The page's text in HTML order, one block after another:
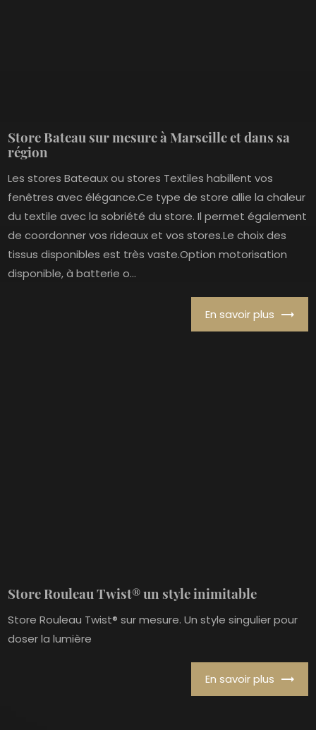
Store Bateau sur mesure à Marseille et dans sa
région
Les stores Bateaux ou stores Textiles habillent vos
fenêtres avec élégance.Ce type de store allie la chaleur
du textile avec la sobriété du store. Il permet également
de coordonner vos rideaux et vos stores.Le choix des
tissus disponibles est très vaste.Option motorisation
disponible, à batterie o...
En savoir plus
Store Rouleau Twist® un style inimitable
Store Rouleau Twist® sur mesure. Un style singulier pour
doser la lumière
En savoir plus